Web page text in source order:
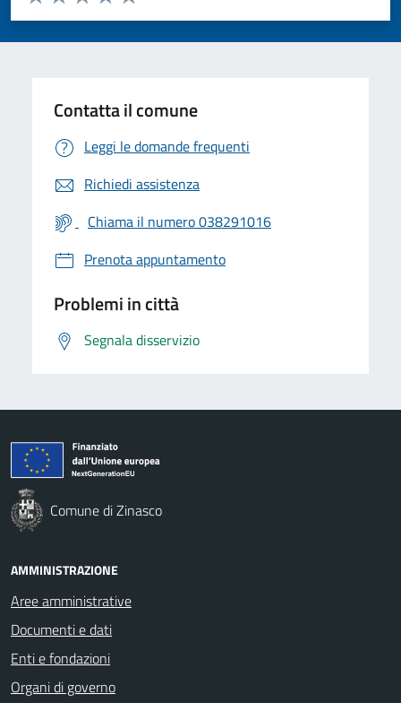
Valuta 5 stelle su 5
Valuta 4 stelle su 5
Valuta 3 stelle su 5
Valuta 2 stelle su 5
Valuta 1 stelle su 5
Contatta il comune
Leggi le domande frequenti
Richiedi assistenza
Chiama il numero 038291016
Prenota appuntamento
Problemi in città
Segnala disservizio
Comune di Zinasco
AMMINISTRAZIONE
Aree amministrative
Documenti e dati
Enti e fondazioni
Organi di governo